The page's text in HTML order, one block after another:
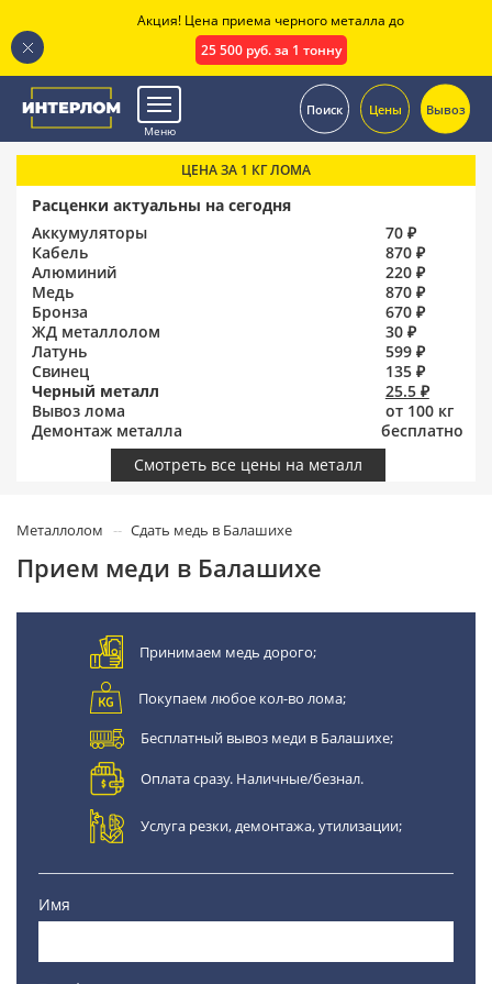
Меню
Поиск Цены Вывоз
ЦЕНА ЗА 1 КГ ЛОМА
Расценки актуальны на сегодня
Аккумуляторы
70 ₽
Кабель
870 ₽
Алюминий
220 ₽
Медь
870 ₽
Бронза
670 ₽
ЖД металлолом
30 ₽
Латунь
599 ₽
Свинец
135 ₽
Черный металл
25.5 ₽
Вывоз лома
от 100 кг
Демонтаж металла
бесплатно
Смотреть все цены на металл
Металлолом Сдать медь в Балашихе
Прием меди в Балашихе
Принимаем медь дорого;
Покупаем любое кол-во лома;
Бесплатный вывоз меди в Балашихе;
Оплата сразу. Наличные/безнал.
Услуга резки, демонтажа, утилизации;
Имя
Акция! Цена приема черного металла до
25 500 руб. за 1 тонну
.